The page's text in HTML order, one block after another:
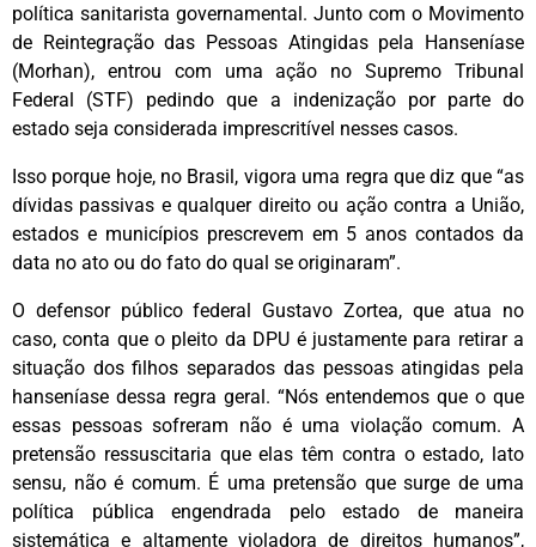
política sanitarista governamental. Junto com o Movimento
de Reintegração das Pessoas Atingidas pela Hanseníase
(Morhan), entrou com uma ação no Supremo Tribunal
Federal (STF) pedindo que a indenização por parte do
estado seja considerada imprescritível nesses casos.
Isso porque hoje, no Brasil, vigora uma regra que diz que “as
dívidas passivas e qualquer direito ou ação contra a União,
estados e municípios prescrevem em 5 anos contados da
data no ato ou do fato do qual se originaram”.
O defensor público federal Gustavo Zortea, que atua no
caso, conta que o pleito da DPU é justamente para retirar a
situação dos filhos separados das pessoas atingidas pela
hanseníase dessa regra geral. “Nós entendemos que o que
essas pessoas sofreram não é uma violação comum. A
pretensão ressuscitaria que elas têm contra o estado, lato
sensu, não é comum. É uma pretensão que surge de uma
política pública engendrada pelo estado de maneira
sistemática e altamente violadora de direitos humanos”,